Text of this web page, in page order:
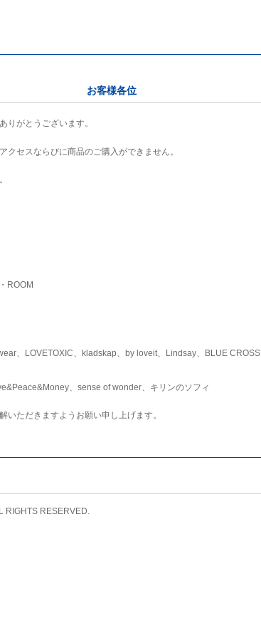
お客様各位
りがとうございます。
セスならびに商品のご購入ができません。
ROOM
、LOVETOXIC、kladskap、by loveit、Lindsay、BLUE CROSS
、sense of wonder、キリンのソフィ
いただきますようお願い申し上げます。